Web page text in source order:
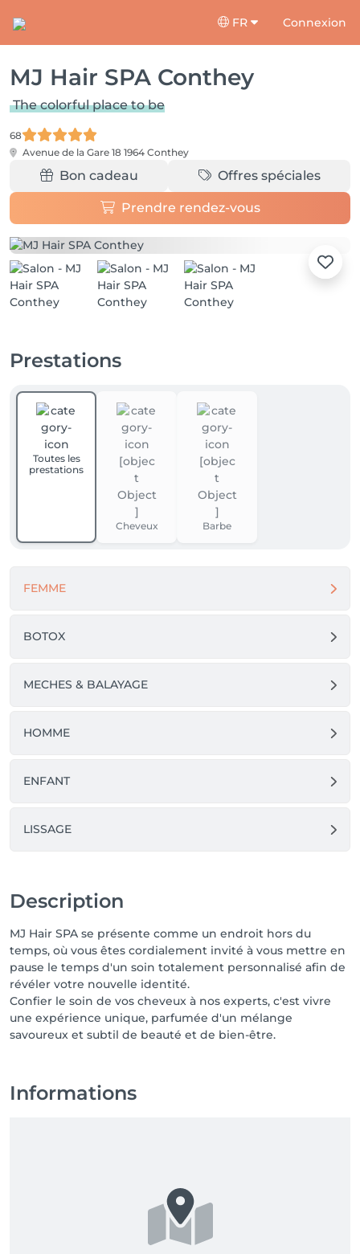
FR Connexion
MJ Hair SPA Conthey
The colorful place to be
68
Avenue de la Gare 18 1964 Conthey
Bon cadeau Offres spéciales
Prendre rendez-vous
Prestations
Toutes les
prestations
Cheveux Barbe
FEMME
BOTOX
MECHES & BALAYAGE
HOMME
ENFANT
LISSAGE
Description
MJ Hair SPA se présente comme un endroit hors du
temps, où vous êtes cordialement invité à vous mettre en
pause le temps d'un soin totalement personnalisé afin de
révéler votre nouvelle identité.
Confier le soin de vos cheveux à nos experts, c'est vivre
une expérience unique, parfumée d'un mélange
savoureux et subtil de beauté et de bien-être.
Informations